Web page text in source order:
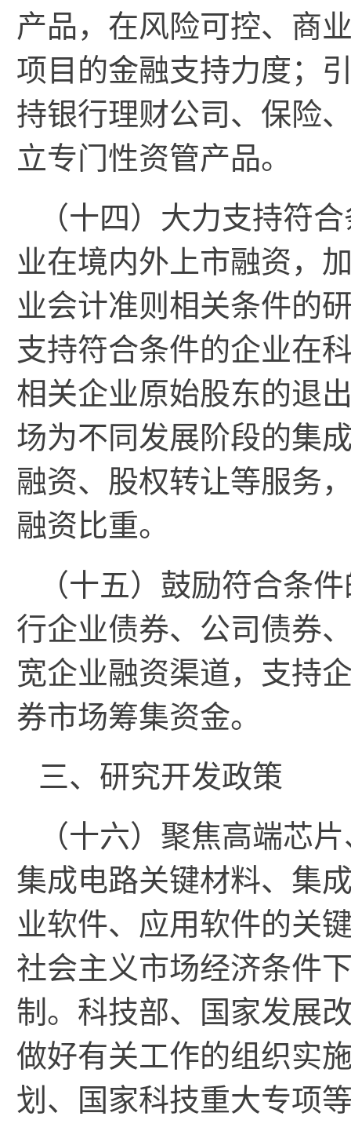
产品，在风险可控、商
项目的金融支持力度；
持银行理财公司、保险
立专门性资管产品。
（十四）大力支持符
业在境内外上市融资，
业会计准则相关条件的
支持符合条件的企业在
相关企业原始股东的退
场为不同发展阶段的集
融资、股权转让等服务
融资比重。
（十五）鼓励符合条
行企业债券、公司债券
宽企业融资渠道，支持
券市场筹集资金。
三、研究开发政策
（十六）聚焦高端芯
集成电路关键材料、集
业软件、应用软件的关
社会主义市场经济条件
制。科技部、国家发展
做好有关工作的组织实
划、国家科技重大专项